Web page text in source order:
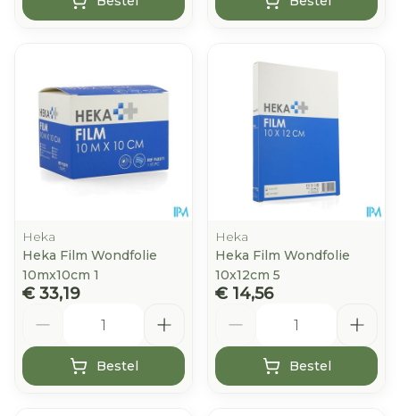
Heka
Heka Film Wondfolie
10mx10cm 1
€ 33,19
Bestel
Heka
Heka Film Wondfolie
10x12cm 5
€ 14,56
Bestel